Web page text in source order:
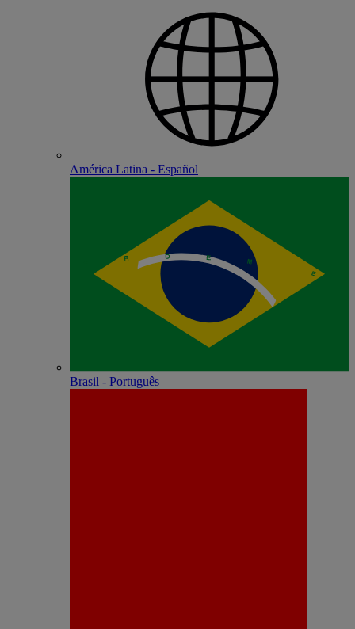
América Latina - Español
Brasil - Português